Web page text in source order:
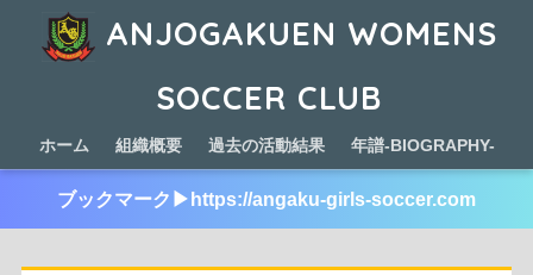
ANJOGAKUEN WOMENS
SOCCER CLUB
ホーム 組織概要 過去の活動結果 年譜-BIOGRAPHY-
ブックマーク▶︎https://angaku-girls-soccer.com